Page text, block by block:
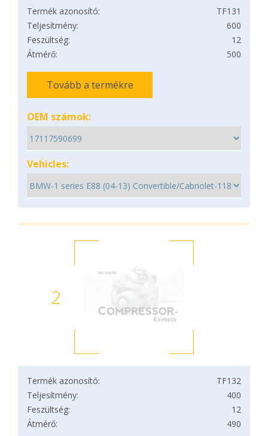
Termék azonosító:
TF131
Teljesítmény:
600
Feszültség:
12
Átmérő:
500
Tovább a termékre
OEM számok:
Vehicles:
2
Termék azonosító:
TF132
Teljesítmény:
400
Feszültség:
12
Átmérő:
490